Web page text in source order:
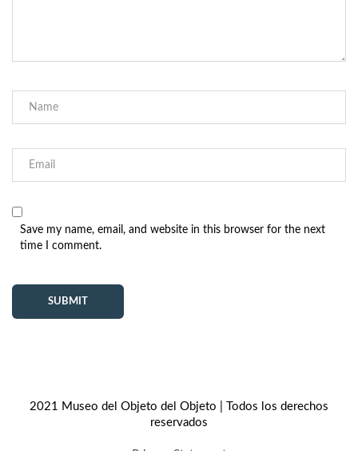
Save my name, email, and website in this browser for the next
time I comment.
2021 Museo del Objeto del Objeto | Todos los derechos
reservados